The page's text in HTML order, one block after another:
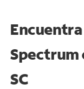
Spectrum
SC